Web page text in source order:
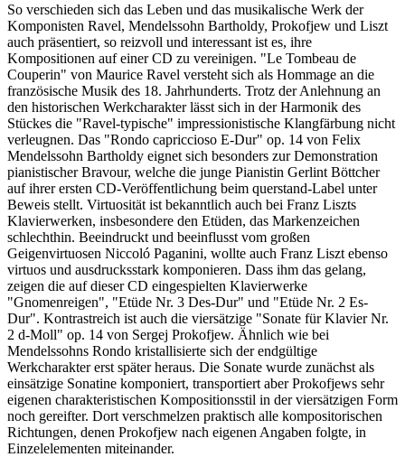
So verschieden sich das Leben und das musikalische Werk der
Komponisten Ravel, Mendelssohn Bartholdy, Prokofjew und Liszt
auch präsentiert, so reizvoll und interessant ist es, ihre
Kompositionen auf einer CD zu vereinigen. "Le Tombeau de
Couperin" von Maurice Ravel versteht sich als Hommage an die
französische Musik des 18. Jahrhunderts. Trotz der Anlehnung an
den historischen Werkcharakter lässt sich in der Harmonik des
Stückes die "Ravel-typische" impressionistische Klangfärbung nicht
verleugnen. Das "Rondo capriccioso E-Dur" op. 14 von Felix
Mendelssohn Bartholdy eignet sich besonders zur Demonstration
pianistischer Bravour, welche die junge Pianistin Gerlint Böttcher
auf ihrer ersten CD-Veröffentlichung beim querstand-Label unter
Beweis stellt. Virtuosität ist bekanntlich auch bei Franz Liszts
Klavierwerken, insbesondere den Etüden, das Markenzeichen
schlechthin. Beeindruckt und beeinflusst vom großen
Geigenvirtuosen Niccoló Paganini, wollte auch Franz Liszt ebenso
virtuos und ausdrucksstark komponieren. Dass ihm das gelang,
zeigen die auf dieser CD eingespielten Klavierwerke
"Gnomenreigen", "Etüde Nr. 3 Des-Dur" und "Etüde Nr. 2 Es-
Dur". Kontrastreich ist auch die viersätzige "Sonate für Klavier Nr.
2 d-Moll" op. 14 von Sergej Prokofjew. Ähnlich wie bei
Mendelssohns Rondo kristallisierte sich der endgültige
Werkcharakter erst später heraus. Die Sonate wurde zunächst als
einsätzige Sonatine komponiert, transportiert aber Prokofjews sehr
eigenen charakteristischen Kompositionsstil in der viersätzigen Form
noch gereifter. Dort verschmelzen praktisch alle kompositorischen
Richtungen, denen Prokofjew nach eigenen Angaben folgte, in
Einzelelementen miteinander.